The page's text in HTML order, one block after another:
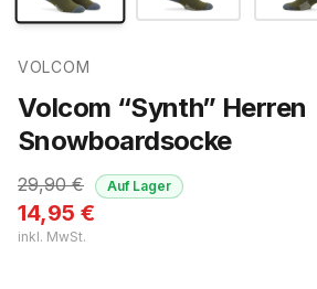
VOLCOM
Volcom “Synth” Herren
Snowboardsocke
29,90€
14,95 €
inkl. MwSt.
Auf Lager